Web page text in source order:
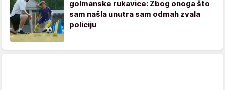
golmanske rukavice: Zbog onoga što
sam našla unutra sam odmah zvala
policiju